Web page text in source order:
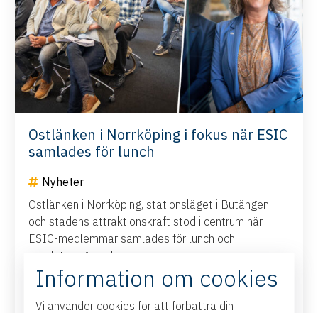
Ostlänken i Norrköping i fokus när ESIC
samlades för lunch
Nyheter
Ostlänken i Norrköping, stationsläget i Butängen
och stadens attraktionskraft stod i centrum när
ESIC-medlemmar samlades för lunch och
uppdatering med...
20 maj, 2026
Information om cookies
Vi använder cookies för att förbättra din